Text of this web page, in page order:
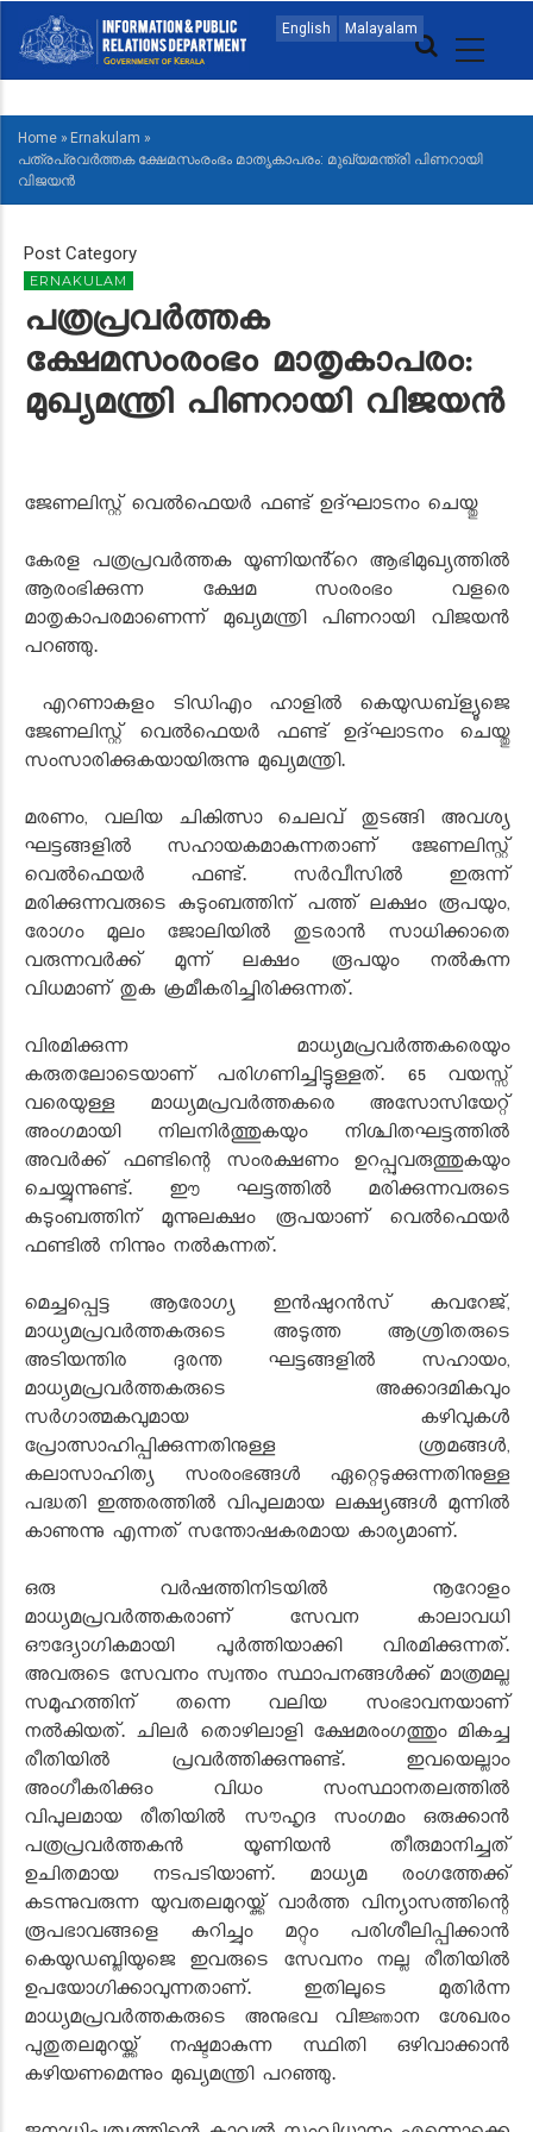
main
English Malayalam
MAIN
NAVIGATION
ENGLISH
BREADCRUMB
Home » Ernakulam »
പത്രപ്രവർത്തക ക്ഷേമസംരംഭം മാതൃകാപരം: മുഖ്യമന്ത്രി പിണറായി
വിജയൻ
Post Category
ERNAKULAM
പത്രപ്രവർത്തക
ക്ഷേമസംരംഭം മാതൃകാപരം:
മുഖ്യമന്ത്രി പിണറായി വിജയൻ
ജേണലിസ്റ്റ് വെൽഫെയർ ഫണ്ട് ഉദ്ഘാടനം ചെയ്തു
കേരള പത്രപ്രവർത്തക യൂണിയൻ്റെ ആഭിമുഖ്യത്തിൽ
ആരംഭിക്കുന്ന ക്ഷേമ സംരംഭം വളരെ
മാതൃകാപരമാണെന്ന് മുഖ്യമന്ത്രി പിണറായി വിജയൻ
പറഞ്ഞു.
എറണാകുളം ടിഡിഎം ഹാളിൽ കെയുഡബ്ള്യൂജെ
ജേണലിസ്റ്റ് വെൽഫെയർ ഫണ്ട് ഉദ്ഘാടനം ചെയ്തു
സംസാരിക്കുകയായിരുന്നു മുഖ്യമന്ത്രി.
മരണം, വലിയ ചികിത്സാ ചെലവ് തുടങ്ങി അവശ്യ
ഘട്ടങ്ങളിൽ സഹായകമാകുന്നതാണ് ജേണലിസ്റ്റ്
വെൽഫെയർ ഫണ്ട്. സർവീസിൽ ഇരുന്ന്
മരിക്കുന്നവരുടെ കുടുംബത്തിന് പത്ത് ലക്ഷം രൂപയും,
രോഗം മൂലം ജോലിയിൽ തുടരാൻ സാധിക്കാതെ
വരുന്നവർക്ക് മൂന്ന് ലക്ഷം രൂപയും നൽകുന്ന
വിധമാണ് തുക ക്രമീകരിച്ചിരിക്കുന്നത്.
വിരമിക്കുന്ന മാധ്യമപ്രവർത്തകരെയും
കരുതലോടെയാണ് പരിഗണിച്ചിട്ടുള്ളത്. 65 വയസ്സ്
വരെയുള്ള മാധ്യമപ്രവർത്തകരെ അസോസിയേറ്റ്
അംഗമായി നിലനിർത്തുകയും നിശ്ചിതഘട്ടത്തിൽ
അവർക്ക് ഫണ്ടിന്റെ സംരക്ഷണം ഉറപ്പുവരുത്തുകയും
ചെയ്യുന്നുണ്ട്. ഈ ഘട്ടത്തിൽ മരിക്കുന്നവരുടെ
കുടുംബത്തിന് മൂന്നുലക്ഷം രൂപയാണ് വെൽഫെയർ
ഫണ്ടിൽ നിന്നും നൽകുന്നത്.
മെച്ചപ്പെട്ട ആരോഗ്യ ഇൻഷുറൻസ് കവറേജ്,
മാധ്യമപ്രവർത്തകരുടെ അടുത്ത ആശ്രിതരുടെ
അടിയന്തിര ദുരന്ത ഘട്ടങ്ങളിൽ സഹായം,
മാധ്യമപ്രവർത്തകരുടെ അക്കാദമികവും
സർഗാത്മകവുമായ കഴിവുകൾ
പ്രോത്സാഹിപ്പിക്കുന്നതിനുള്ള ശ്രമങ്ങൾ,
കലാസാഹിത്യ സംരംഭങ്ങൾ ഏറ്റെടുക്കുന്നതിനുള്ള
പദ്ധതി ഇത്തരത്തിൽ വിപുലമായ ലക്ഷ്യങ്ങൾ മുന്നിൽ
കാണുന്നു എന്നത് സന്തോഷകരമായ കാര്യമാണ്.
ഒരു വർഷത്തിനിടയിൽ നൂറോളം
മാധ്യമപ്രവർത്തകരാണ് സേവന കാലാവധി
ഔദ്യോഗികമായി പൂർത്തിയാക്കി വിരമിക്കുന്നത്.
അവരുടെ സേവനം സ്വന്തം സ്ഥാപനങ്ങൾക്ക് മാത്രമല്ല
സമൂഹത്തിന് തന്നെ വലിയ സംഭാവനയാണ്
നൽകിയത്. ചിലർ തൊഴിലാളി ക്ഷേമരംഗത്തും മികച്ച
രീതിയിൽ പ്രവർത്തിക്കുന്നുണ്ട്. ഇവയെല്ലാം
അംഗീകരിക്കും വിധം സംസ്ഥാനതലത്തിൽ
വിപുലമായ രീതിയിൽ സൗഹൃദ സംഗമം ഒരുക്കാൻ
പത്രപ്രവർത്തകൻ യൂണിയൻ തീരുമാനിച്ചത്
ഉചിതമായ നടപടിയാണ്. മാധ്യമ രംഗത്തേക്ക്
കടന്നുവരുന്ന യുവതലമുറയ്ക്ക് വാർത്ത വിന്യാസത്തിന്റെ
രൂപഭാവങ്ങളെ കുറിച്ചും മറ്റും പരിശീലിപ്പിക്കാൻ
കെയുഡബ്ലിയുജെ ഇവരുടെ സേവനം നല്ല രീതിയിൽ
ഉപയോഗിക്കാവുന്നതാണ്. ഇതിലൂടെ മുതിർന്ന
മാധ്യമപ്രവർത്തകരുടെ അനുഭവ വിജ്ഞാന ശേഖരം
പുതുതലമുറയ്ക്ക് നഷ്ടമാകുന്ന സ്ഥിതി ഒഴിവാക്കാൻ
കഴിയണമെന്നും മുഖ്യമന്ത്രി പറഞ്ഞു.